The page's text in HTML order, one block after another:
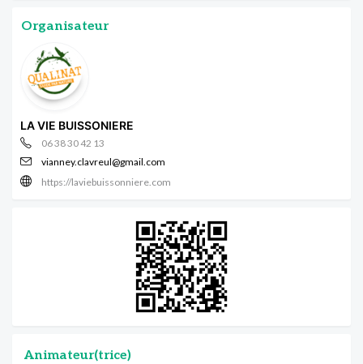
Organisateur
LA VIE BUISSONIERE
06 38 30 42 13
vianney.clavreul@gmail.com
https://laviebuissonniere.com
Animateur(trice)